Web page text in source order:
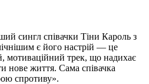
сингл співачки Тіни Кароль з
є його настрій — це
мотиваційний трек, що надихає
нове життя. Сама співачка
спротиву».